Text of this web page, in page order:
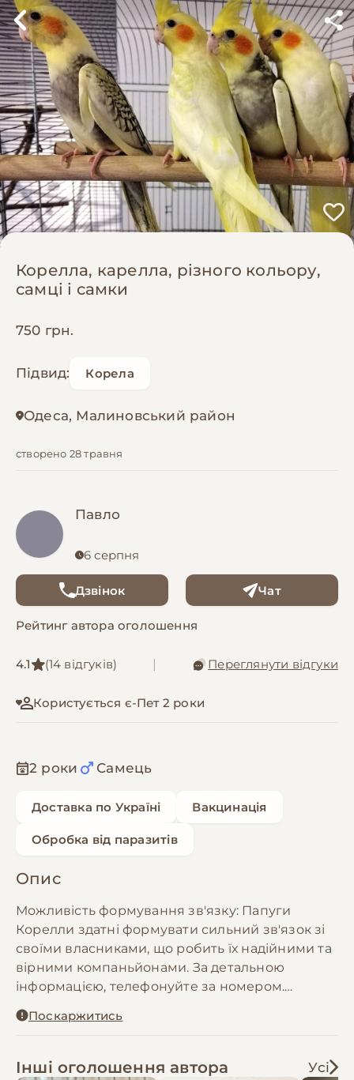
Корелла, карелла, різного кольору,
самці і самки
750 грн.
Підвид: Корела
Одеса, Малиновський район
створено 28 травня
Павло
6 серпня
Дзвінок Чат
Рейтинг автора оголошення
4.1 (14 відгуків) Переглянути відгуки
Користується є-Пет 2 роки
2 роки Самець
Доставка по Україні Вакцинація
Обробка від паразитів
Опис
Можливість формування зв'язку: Папуги
Корелли здатні формувати сильний зв'язок зі
своїми власниками, що робить їх надійними та
вірними компаньйонами. За детальною
інформацією, телефонуйте за номером.
Поскаржитись
Інші оголошення автора Усі